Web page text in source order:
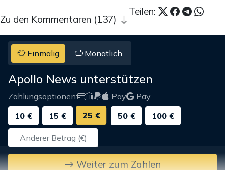
Teilen:
Zu den Kommentaren (137)
Einmalig Monatlich
Apollo News unterstützen
Zahlungsoptionen: Pay
Pay
10 €
15 € 25 € 50 € 100 €
Weiter zum Zahlen